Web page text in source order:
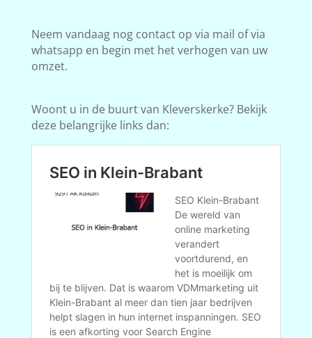
Neem vandaag nog contact op via mail of via
whatsapp en begin met het verhogen van uw
omzet.
Woont u in de buurt van Kleverskerke? Bekijk
deze belangrijke links dan: